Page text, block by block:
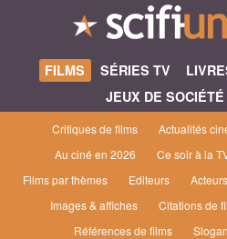
FILMS SÉRIES TV
JEUX DE SOCIÉTÉ
Critiques de films Actualités
Au ciné en 2026
Ce soir à la
Films par thèmes
Editeurs
Images & affiches
Citations de
Références de films